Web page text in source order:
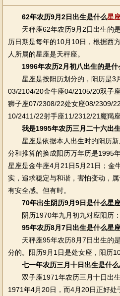
62年农历9月2日出生是什么星
天秤座62年农历9月2日出生的是
历日期是每年的10月10日，根据西
人所属的星座是天秤座。
1996年农历2月初八出生的是什
星座是按阳历划分的，阳历是3
03/2104/20金牛座04/2105/20双子
狮子座07/2308/22处女座08/2309/
10/2411/22射手座11/2312/21魔羯
我是1995年农历三月二十六出
星座是依据本人出生时的阳历新
分和推算的换成阳历万年历是1995
星座是金牛座4月21日5月21日‍；金
实，追求稳定与和谐，害怕变动，
有安全感。但有时。
70年出生阴历9月9日是什么星
阴历1970年九月初九对应阳历：
95年农历8月7日出生是什么星
天秤座95年农历8月7日出生的是
分的。阳历9月1日是处女座，阳历
七一年农历三月十日出生是什
双子座1971年农历三月十日出生
1971年4月20日，而4月20日正好处